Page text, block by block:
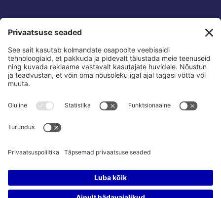
Aadress: Endla 16, Tallinn 10142
Telefon: +372 507 3113
Konto nr: EE532200221002169472
Saaja: Eesti Reformierakond
Pank:
HABAEE2X
reform.ee kasutustingimused:
Privaatsusseaded: